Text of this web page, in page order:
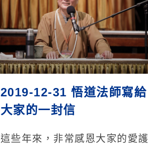
2019-12-31 悟道法師寫給
大家的一封信
這些年來，非常感恩大家的愛護